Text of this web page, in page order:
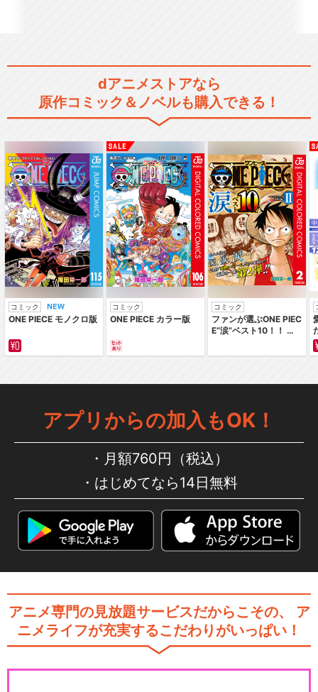
dアニメストアなら
原作コミック＆ノベルも購入できる！
コミック
ONE PIECE モノクロ版
コミック
ONE PIECE カラー版
コミック
ファンが選ぶONE PIEC
E“涙”ベスト10！！ ～
編～ カラー版
アプリからの加入もOK！
月額760円（税込）
はじめてなら14日無料
アニメ専門の見放題サービスだからこその、
ア
ニメライフが充実するこだわりがいっぱい！